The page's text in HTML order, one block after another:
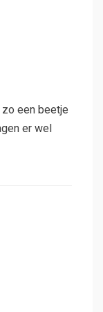
een beetje
er wel